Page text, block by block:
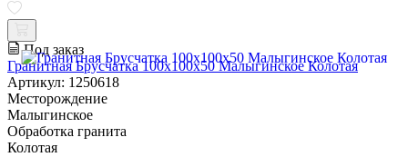
Под заказ
Гранитная Брусчатка 100х100x50 Малыгинское Колотая
Артикул: 1250618
Месторождение
Малыгинское
Обработка гранита
Колотая